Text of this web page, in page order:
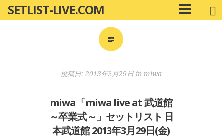
ン
SETLIST-LIVE.COM
メ
イ
投稿日: 2013年3月29日 in miwa
miwa「miwa live at 武道館
～卒業式～」セットリスト 日
本武道館 2013年3月29日(金)